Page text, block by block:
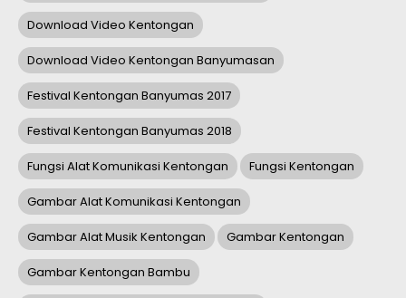
Download Video Kentongan
Download Video Kentongan Banyumasan
Festival Kentongan Banyumas 2017
Festival Kentongan Banyumas 2018
Fungsi Alat Komunikasi Kentongan Fungsi Kentongan
Gambar Alat Komunikasi Kentongan
Gambar Alat Musik Kentongan Gambar Kentongan
Gambar Kentongan Bambu